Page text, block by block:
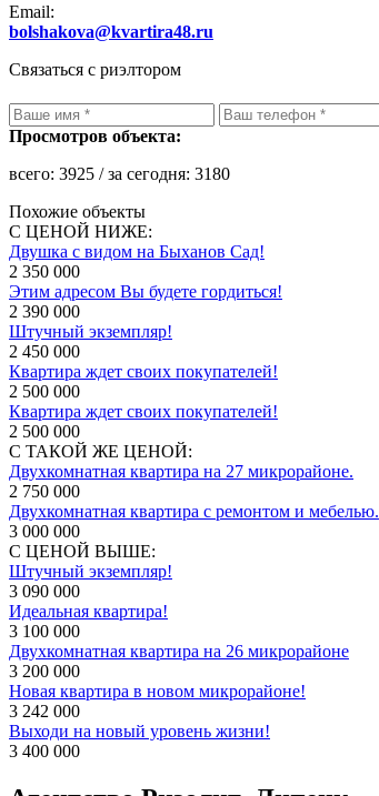
Email:
bolshakova@kvartira48.ru
Связаться с риэлтором
Просмотров объекта:
всего: 3925 / за сегодня: 3180
Похожие объекты
С ЦЕНОЙ НИЖЕ:
Двушка с видом на Быханов Сад!
2 350 000
Этим адресом Вы будете гордиться!
2 390 000
Штучный экземпляр!
2 450 000
Квартира ждет своих покупателей!
2 500 000
Квартира ждет своих покупателей!
2 500 000
С ТАКОЙ ЖЕ ЦЕНОЙ:
Двухкомнатная квартира на 27 микрорайоне.
2 750 000
Двухкомнатная квартира с ремонтом и мебелью.
3 000 000
С ЦЕНОЙ ВЫШЕ:
Штучный экземпляр!
3 090 000
Идеальная квартира!
3 100 000
Двухкомнатная квартира на 26 микрорайоне
3 200 000
Новая квартира в новом микрорайоне!
3 242 000
Выходи на новый уровень жизни!
3 400 000